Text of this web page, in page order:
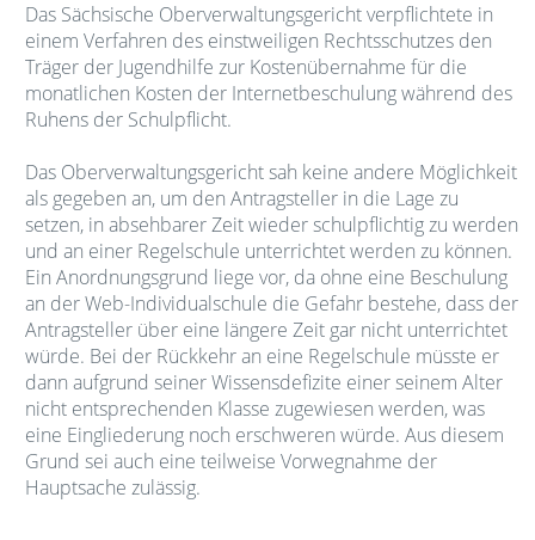
Das Sächsische Oberverwaltungsgericht verpflichtete in
einem Verfahren des einstweiligen Rechtsschutzes den
Träger der Jugendhilfe zur Kostenübernahme für die
monatlichen Kosten der Internetbeschulung während des
Ruhens der Schulpflicht.
Das Oberverwaltungsgericht sah keine andere Möglichkeit
als gegeben an, um den Antragsteller in die Lage zu
setzen, in absehbarer Zeit wieder schulpflichtig zu werden
und an einer Regelschule unterrichtet werden zu können.
Ein Anordnungsgrund liege vor, da ohne eine Beschulung
an der Web-Individualschule die Gefahr bestehe, dass der
Antragsteller über eine längere Zeit gar nicht unterrichtet
würde. Bei der Rückkehr an eine Regelschule müsste er
dann aufgrund seiner Wissensdefizite einer seinem Alter
nicht entsprechenden Klasse zugewiesen werden, was
eine Eingliederung noch erschweren würde. Aus diesem
Grund sei auch eine teilweise Vorwegnahme der
Hauptsache zulässig.